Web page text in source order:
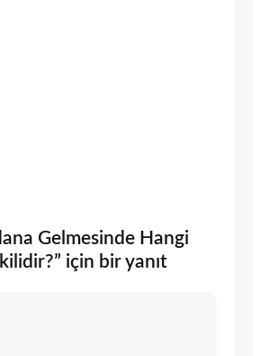
Gelmesinde Hangi
için bir yanıt